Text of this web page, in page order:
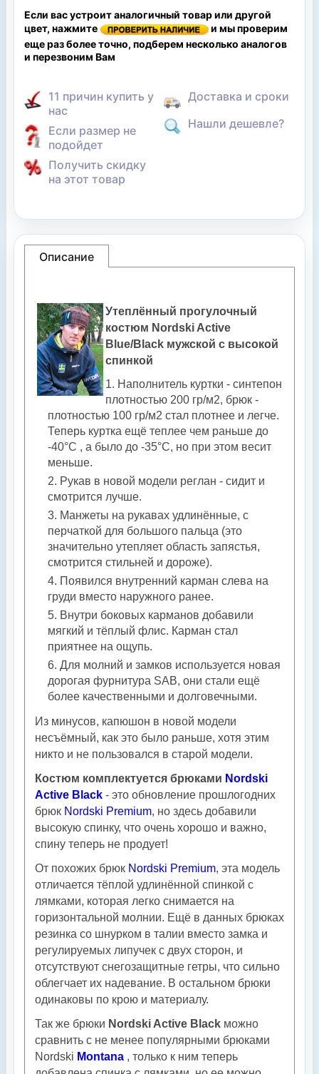
Если вас устроит аналогичный товар или другой
цвет, нажмите
и мы проверим
еще раз более точно, подберем несколько аналогов
и перезвоним Вам
11 причин купить у
нас
Если размер не
подойдет
Получить скидку
на этот товар
Доставка и сроки
Нашли дешевле?
Описание
Утеплённый прогулочный
костюм Nordski Active
Blue/Black мужской с высокой
спинкой
Наполнитель куртки - синтепон
плотностью 200 гр/м2, брюк -
плотностью 100 гр/м2 стал плотнее и легче.
Теперь куртка ещё теплее чем раньше до
-40°С , а было до -35°С, но при этом весит
меньше.
Рукав в новой модели реглан - сидит и
смотрится лучше.
Манжеты на рукавах удлинённые, с
перчаткой для большого пальца (это
значительно утепляет область запястья,
смотрится стильней и дороже).
Появился внутренний карман слева на
груди вместо наружного ранее.
Внутри боковых карманов добавили
мягкий и тёплый флис. Карман стал
приятнее на ощупь.
Для молний и замков используется новая
дорогая фурнитура SAB, они стали ещё
более качественными и долговечными.
Из минусов, капюшон в новой модели
несъёмный, как это было раньше, хотя этим
никто и не пользовался в старой модели.
Костюм комплектуется брюками Nordski
Active Black - это обновление прошлогодних
брюк Nordski Premium, но здесь добавили
высокую спинку, что очень хорошо и важно,
спину теперь не продует!
От похожих брюк Nordski Premium, эта модель
отличается тёплой удлинённой спинкой с
лямками, которая легко снимается на
горизонтальной молнии. Ещё в данных брюках
резинка со шнурком в талии вместо замка и
регулируемых липучек с двух сторон, и
отсутствуют снегозащитные гетры, что сильно
облегчает их надевание. В остальном брюки
одинаковы по крою и материалу.
Так же брюки Nordski Active Black можно
сравнить с не менее популярными брюками
Nordski Montana , только к ним теперь